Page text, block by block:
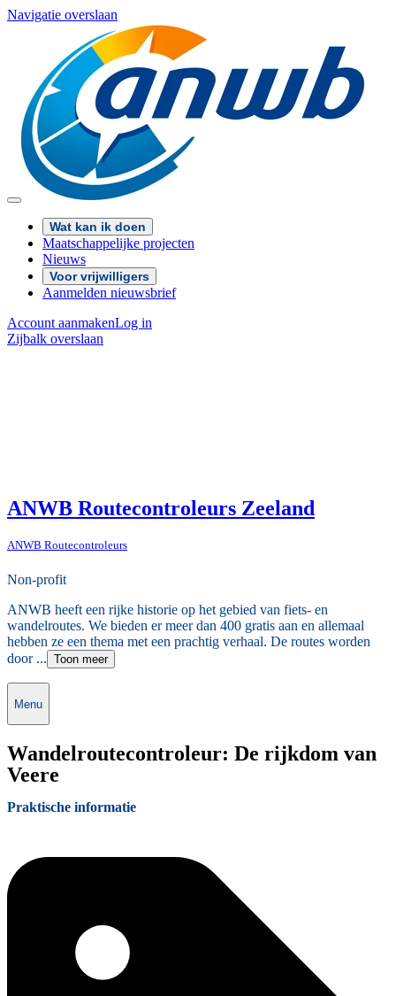
Navigatie overslaan
Wat kan ik doen
Maatschappelijke projecten
Nieuws
Voor vrijwilligers
Aanmelden nieuwsbrief
Account aanmakenLog in
Zijbalk overslaan
ANWB Routecontroleurs Zeeland
ANWB Routecontroleurs
Non-profit
ANWB heeft een rijke historie op het gebied van fiets- en
wandelroutes. We bieden er meer dan 400 gratis aan en allemaal
hebben ze een thema met een prachtig verhaal. De routes worden
door ... Toon meer
Menu
Wandelroutecontroleur: De rijkdom van
Veere
Praktische informatie